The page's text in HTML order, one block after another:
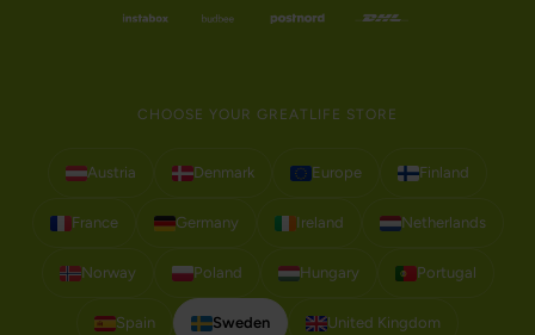
CHOOSE YOUR GREATLIFE STORE
Austria Denmark Europe Finland
France Germany Ireland Netherlands
Norway Poland Hungary Portugal
Spain Sweden United Kingdom